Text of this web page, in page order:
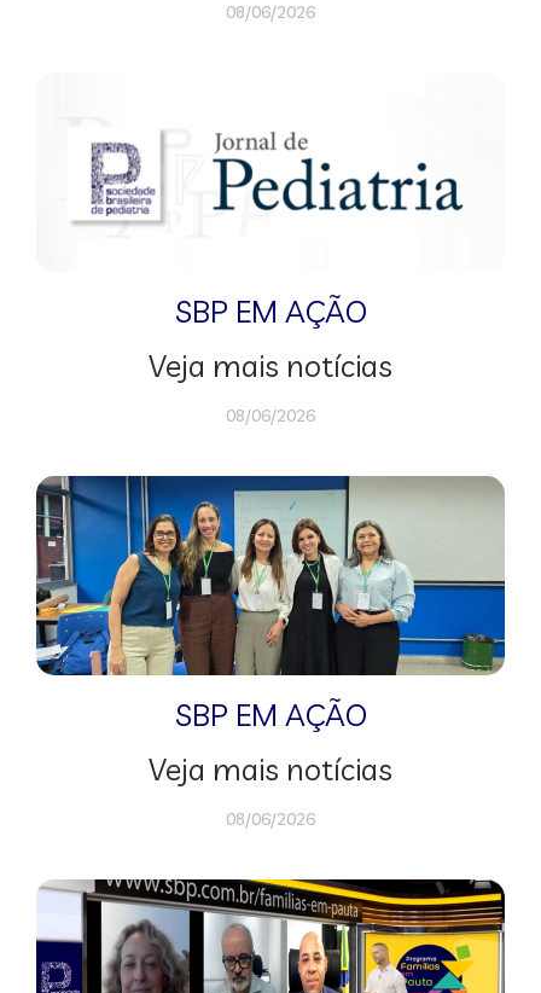
08/06/2026
SBP EM AÇÃO
Veja mais notícias
08/06/2026
SBP EM AÇÃO
Veja mais notícias
08/06/2026